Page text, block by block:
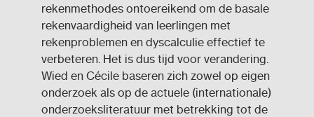
rekenmethodes ontoereikend om de basale
rekenvaardigheid van leerlingen met
rekenproblemen en dyscalculie effectief te
verbeteren. Het is dus tijd voor verandering.
Wied en Cécile baseren zich zowel op eigen
onderzoek als op de actuele (internationale)
onderzoeksliteratuur met betrekking tot de